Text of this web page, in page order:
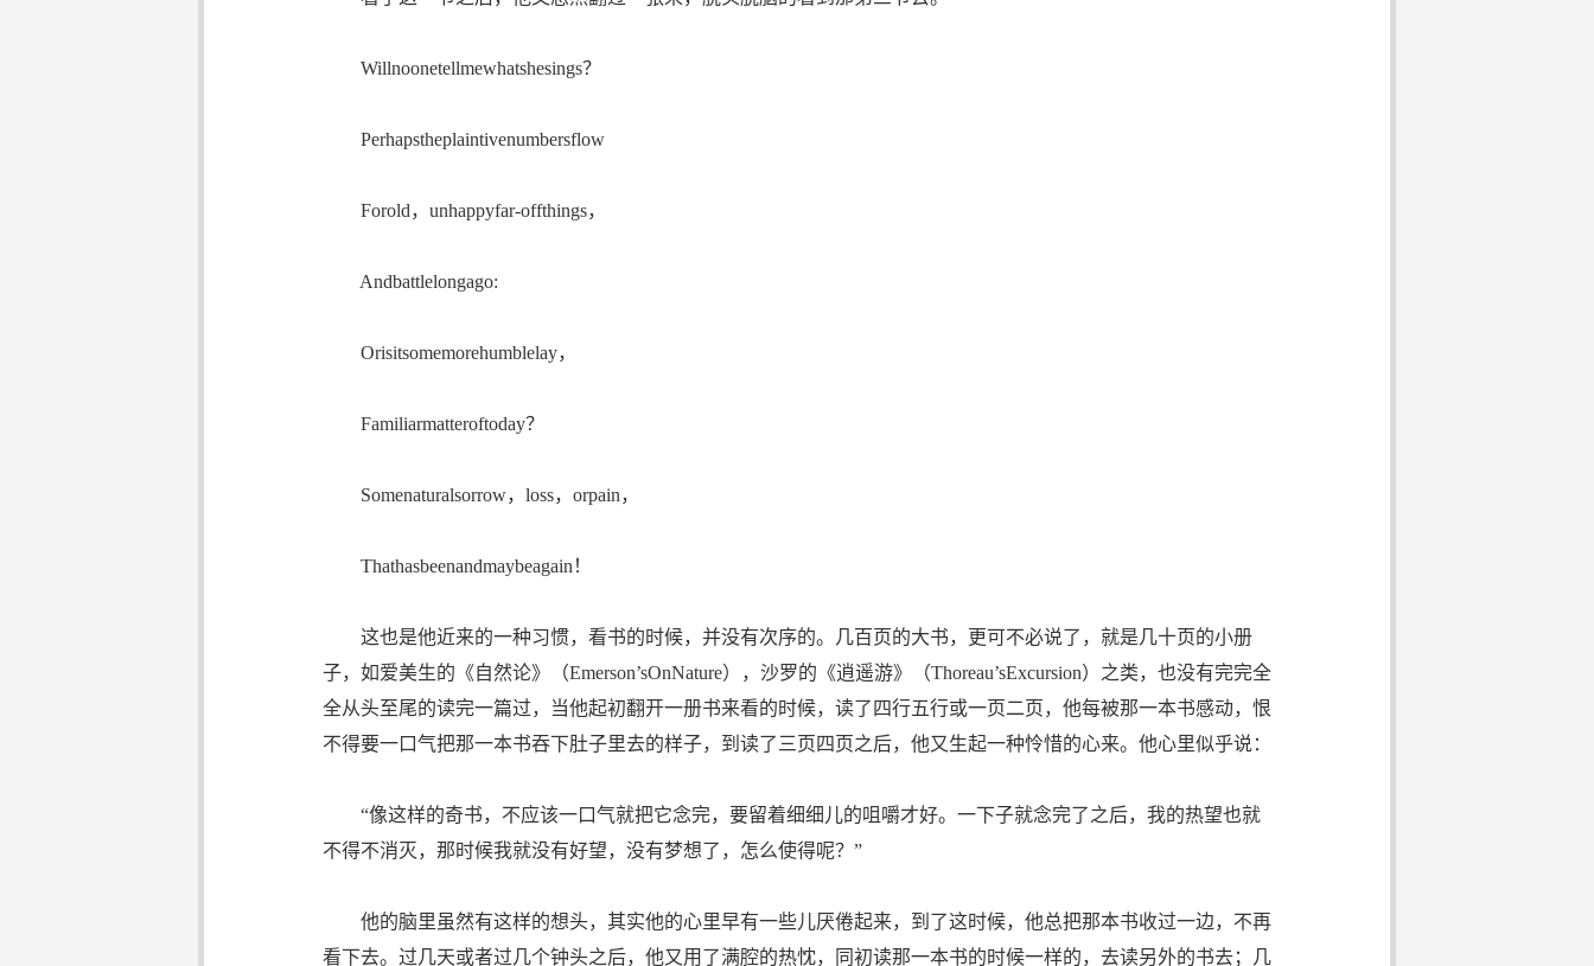
Willnoonetellmewhatshesings？
Perhapstheplaintivenumbersflow
Forold，unhappyfar-offthings，
Andbattlelongago:
Orisitsomemorehumblelay，
Familiarmatteroftoday？
Somenaturalsorrow，loss，orpain，
Thathasbeenandmaybeagain！
这也是他近来的一种习惯，看书的时候，并没有次序的。几百页的大书，更可不必说了，就是几十页的小册
子，如爱美生的《自然论》（Emerson’sOnNature），沙罗的《逍遥游》（Thoreau’sExcursion）之类，也没有完完全
全从头至尾的读完一篇过，当他起初翻开一册书来看的时候，读了四行五行或一页二页，他每被那一本书感动，恨
不得要一口气把那一本书吞下肚子里去的样子，到读了三页四页之后，他又生起一种怜惜的心来。他心里似乎说：
“像这样的奇书，不应该一口气就把它念完，要留着细细儿的咀嚼才好。一下子就念完了之后，我的热望也就
不得不消灭，那时候我就没有好望，没有梦想了，怎么使得呢？”
他的脑里虽然有这样的想头，其实他的心里早有一些儿厌倦起来，到了这时候，他总把那本书收过一边，不再
看下去。过几天或者过几个钟头之后，他又用了满腔的热忱，同初读那一本书的时候一样的，去读另外的书去；几